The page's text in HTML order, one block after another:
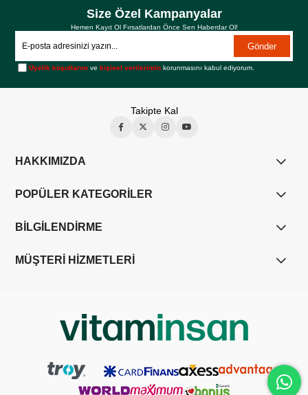
Size Özel Kampanyalar
Hemen Kayıt Ol Fırsatlardan Önce Sen Haberdar Ol!
Gönder
Üyelik koşullarını vekişisel verilerimin korunmasını kabul ediyorum.
Takipte Kal
HAKKIMIZDA
POPÜLER KATEGORİLER
BİLGİLENDİRME
MÜŞTERİ HİZMETLERİ